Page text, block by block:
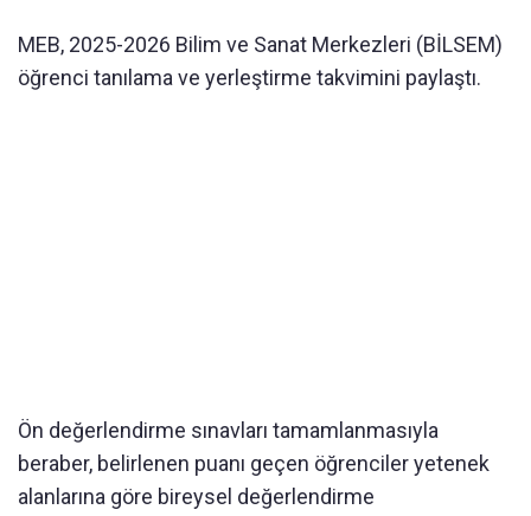
MEB, 2025-2026 Bilim ve Sanat Merkezleri (BİLSEM)
öğrenci tanılama ve yerleştirme takvimini paylaştı.
Ön değerlendirme sınavları tamamlanmasıyla
beraber, belirlenen puanı geçen öğrenciler yetenek
alanlarına göre bireysel değerlendirme